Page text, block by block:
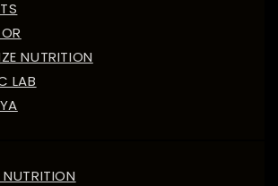
NUTRITION
LAB